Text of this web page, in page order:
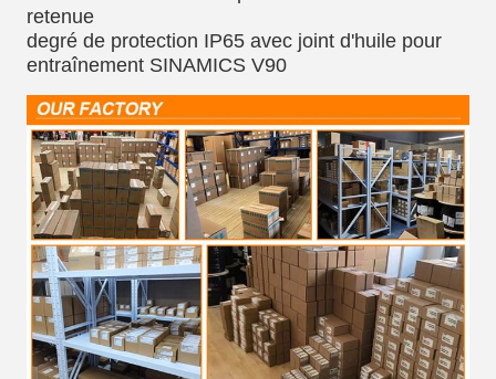
retenue
degré de protection IP65 avec joint d'huile pour
entraînement SINAMICS V90